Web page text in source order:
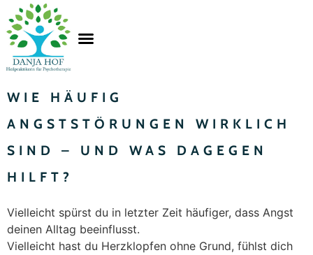
WIE HÄUFIG
ANGSTSTÖRUNGEN WIRKLICH
SIND – UND WAS DAGEGEN
HILFT?
Vielleicht spürst du in letzter Zeit häufiger, dass Angst
deinen Alltag beeinflusst.
Vielleicht hast du Herzklopfen ohne Grund, fühlst dich